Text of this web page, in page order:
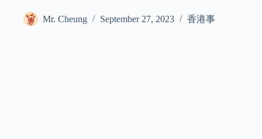
Mr. Cheung September 27, 2023 香港事